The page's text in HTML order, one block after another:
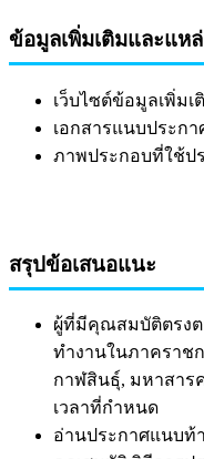
ข้อมูลเพิ่มเติมและแหล่
เว็บไซต์ข้อมูลเพิ่มเ
เอกสารแนบประกา
ภาพประกอบที่ใช้ป
สรุปข้อเสนอแนะ
ผู้ที่มีคุณสมบัติตรงต
ทำงานในภาคราช
กาฬสินธุ์, มหาสาร
เวลาที่กำหนด
อ่านประกาศแนบท้